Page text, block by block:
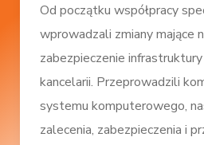
Od początku współpracy
wprowadzali zmiany mające
zabezpieczenie
kancelarii. Przeprowadzili
systemu komputerowego,
zalecenia, zabezpieczenia i